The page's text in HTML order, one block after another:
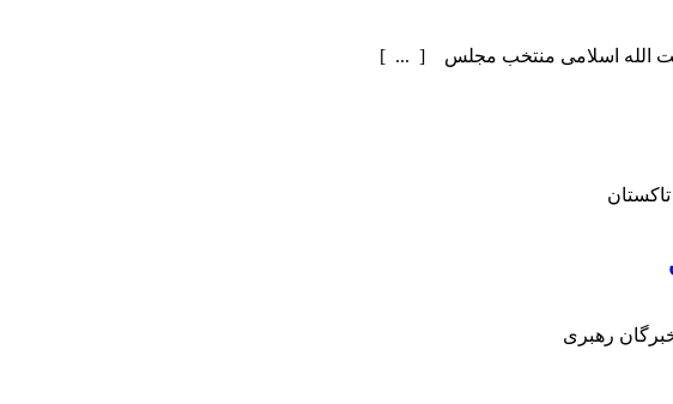
آیت الله اسلامی منتخب مجلس [ ... ]
رهبری